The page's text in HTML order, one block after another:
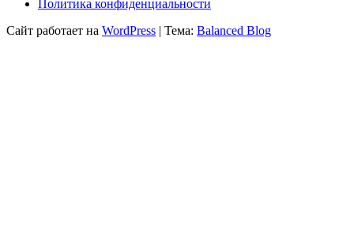
Политика конфиденциальности
Сайт работает на WordPress | Тема: Balanced Blog